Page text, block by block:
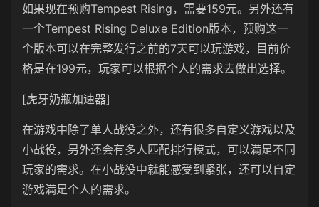
如果现在预购Tempest Rising，需要159元。另外还有
一个Tempest Rising Deluxe Edition版本，预购这一
个版本可以在完整发行之前的7天可以玩游戏，目前价
格是在199元，玩家可以根据个人的需求去做出选择。
[虎牙奶瓶加速器]
在游戏中除了单人战役之外，还有很多自定义游戏以及
小战役，另外还会有多人匹配排行模式，可以满足不同
玩家的需求。在小战役中就能感受到紧张，还可以自定
游戏满足个人的需求。